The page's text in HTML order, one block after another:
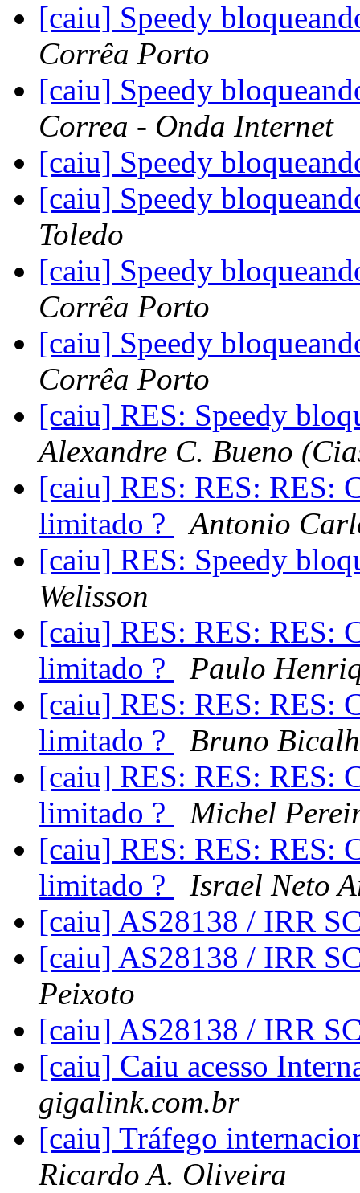
[caiu] Speedy
Corrêa Porto
[caiu] Speedy
Correa - Onda Internet
[caiu] Speedy
[caiu] Speedy
Toledo
[caiu] Speedy
Corrêa Porto
[caiu] Speedy
Corrêa Porto
[caiu] RES: Speedy
Alexandre C. Bueno
[caiu] RES: RES: RES:
limitado ?
Antonio
[caiu] RES: Speedy
Welisson
[caiu] RES: RES: RES:
limitado ?
Paulo
[caiu] RES: RES: RES:
limitado ?
Bruno
[caiu] RES: RES: RES:
limitado ?
Michel
[caiu] RES: RES: RES:
limitado ?
Israel Neto
[caiu] AS28138 / IRR
[caiu] AS28138 / IRR
Peixoto
[caiu] AS28138 / IRR
[caiu] Caiu acesso
gigalink.com.br
[caiu] Tráfego
Ricardo A. Oliveira